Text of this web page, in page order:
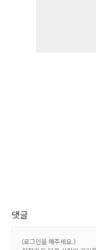
댓글